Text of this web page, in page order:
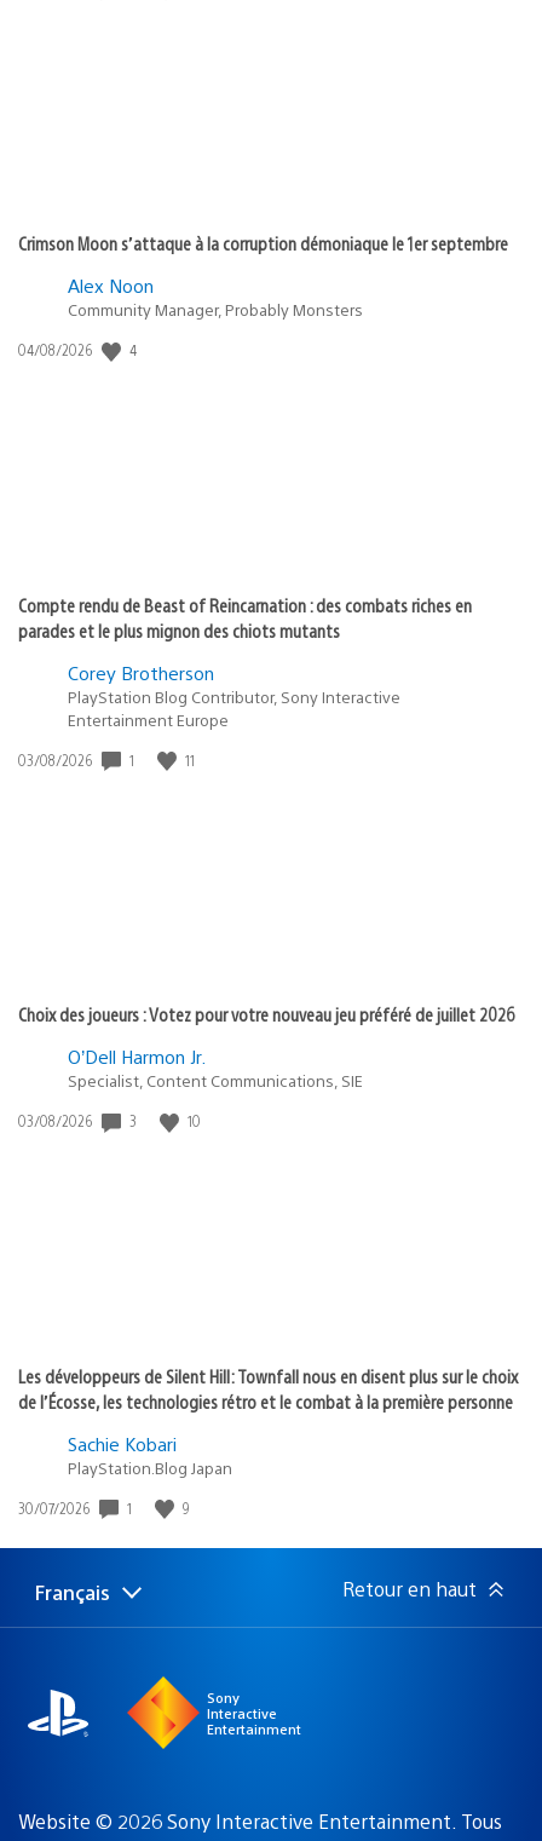
Crimson Moon s’attaque à la corruption démoniaque le 1er septembre
Alex Noon
Community Manager, Probably Monsters
Date
04/08/2026 4
Compte rendu de Beast of Reincarnation : des combats riches en
parades et le plus mignon des chiots mutants
Corey Brotherson
PlayStation Blog Contributor, Sony Interactive
Entertainment Europe
Date
03/08/2026 1 11
Choix des joueurs : Votez pour votre nouveau jeu préféré de juillet 2026
O’Dell Harmon Jr.
Specialist, Content Communications, SIE
Date
03/08/2026 3 10
Les développeurs de Silent Hill: Townfall nous en disent plus sur le choix
de l’Écosse, les technologies rétro et le combat à la première personne
Sachie Kobari
PlayStation.Blog Japan
Date
publication
30/07/2026 1 9
Choisir
Région
Français Retour en haut
Sony
Interactive
Entertainment
Website © 2026 Sony Interactive Entertainment. Tous